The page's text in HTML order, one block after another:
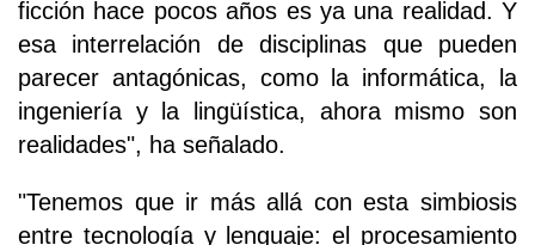
ficción hace pocos años es ya una realidad. Y
esa interrelación de disciplinas que pueden
parecer antagónicas, como la informática, la
ingeniería y la lingüística, ahora mismo son
realidades", ha señalado.
"Tenemos que ir más allá con esta simbiosis
entre tecnología y lenguaje: el procesamiento